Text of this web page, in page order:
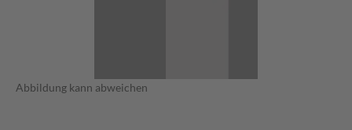
Abbildung kann abweichen